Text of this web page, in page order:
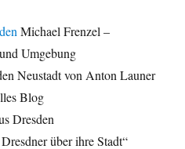
Michael Frenzel –
Umgebung
Neustadt von Anton Launer
Blog
Dresden
über ihre Stadt“